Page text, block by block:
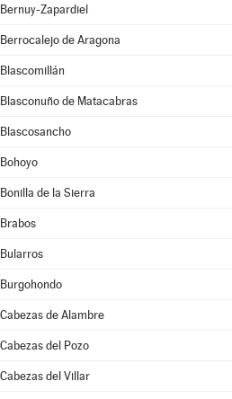
Bernuy-Zapardiel
Berrocalejo de Aragona
Blascomillán
Blasconuño de Matacabras
Blascosancho
Bohoyo
Bonilla de la Sierra
Brabos
Bularros
Burgohondo
Cabezas de Alambre
Cabezas del Pozo
Cabezas del Villar